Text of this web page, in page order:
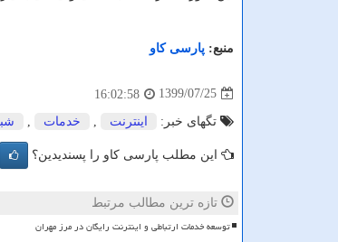
منبع: پارسی كاو
1399/07/25
16:02:58
تگهای خبر: اینترنت خدمات
این مطلب پارسی کاو را پسندیدین؟
تازه ترین مطالب مرتبط
توسعه خدمات ارتباطی و اینترنت رایگان در مرز مهران